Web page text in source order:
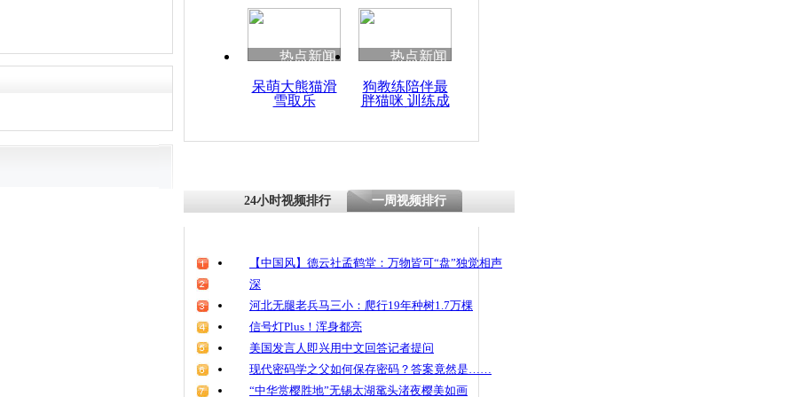
热点新闻
呆萌大熊猫滑
雪取乐
热点新闻
狗教练陪伴最
胖猫咪 训练成
24小时视频排行 一周视频排行
【中国风】德云社孟鹤堂：万物皆可“盘”独觉相声
深
河北无腿老兵马三小：爬行19年种树1.7万棵
信号灯Plus！浑身都亮
美国发言人即兴用中文回答记者提问
现代密码学之父如何保存密码？答案竟然是……
“中华赏樱胜地”无锡太湖鼋头渚夜樱美如画